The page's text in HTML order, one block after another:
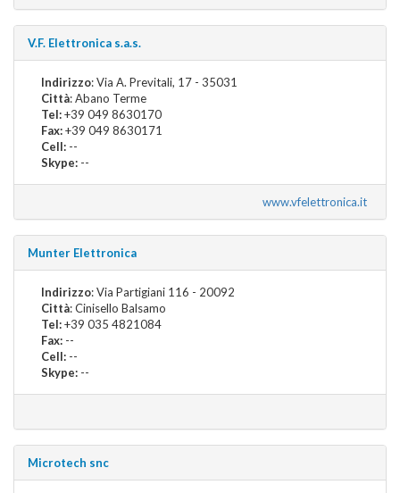
V.F. Elettronica s.a.s.
Indirizzo: Via A. Previtali, 17 - 35031
Città: Abano Terme
Tel:+39 049 8630170
Fax:+39 049 8630171
Cell: --
Skype: --
www.vfelettronica.it
Munter Elettronica
Indirizzo: Via Partigiani 116 - 20092
Città: Cinisello Balsamo
Tel:+39 035 4821084
Fax: --
Cell: --
Skype: --
Microtech snc